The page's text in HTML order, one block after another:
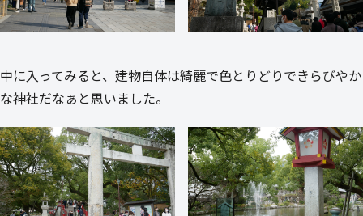
中に入ってみると、建物自体は綺麗で色とりどりできらびやか
な神社だなぁと思いました。